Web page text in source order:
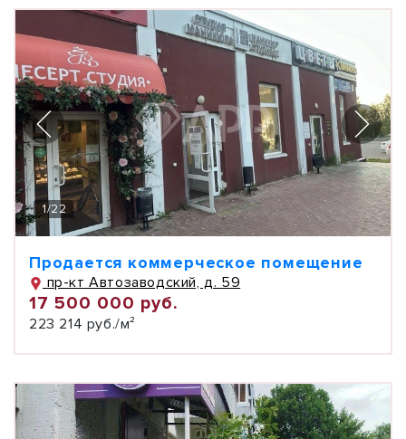
1/22
Продается коммерческое помещение
пр-кт Автозаводский, д. 59
17 500 000 руб.
223 214 руб./м²